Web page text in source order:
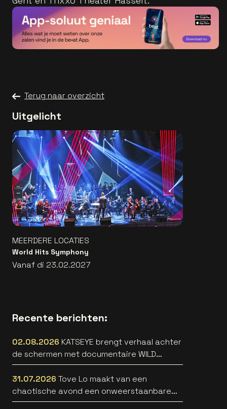
Terug naar overzicht
Uitgelicht
MEERDERE LOCATIES
World Hits Symphony
Vanaf di 23.02.2027
Recente berichten:
02.08.2026 KATSEYE brengt verhaal achter
de schermen met documentaire WILD
HEARTS [trailer]
31.07.2026 Tove Lo maakt van een
chaotische avond een onweerstaanbare
popsong